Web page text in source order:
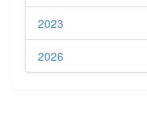
2023
2026